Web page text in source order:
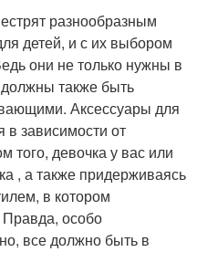
разнообразным
детей, и с их выбором
они не только нужны в
также быть
Аксессуары для
в зависимости от
того, девочка у вас или
, а также придерживаясь
в котором
особо
все должно быть в